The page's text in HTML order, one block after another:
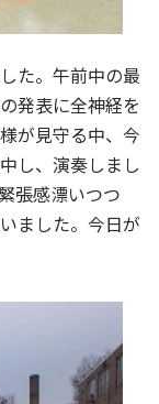
た。午前中の最
発表に全神経を
が見守る中、今
し、演奏しまし
張感漂いつつ
ました。今日が